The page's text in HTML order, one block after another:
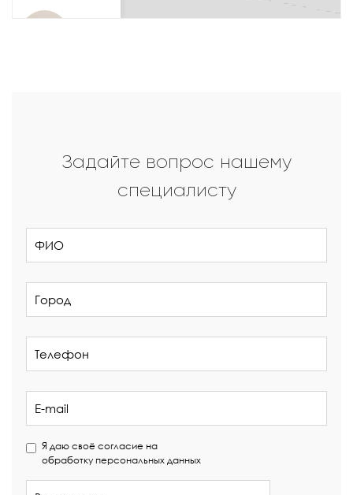
Задайте вопрос нашему
специалисту
Я даю своё согласие на
обработку персональных данных